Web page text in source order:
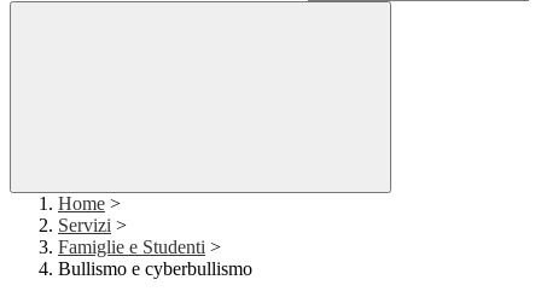
Home >
Servizi >
Famiglie e Studenti >
Bullismo e cyberbullismo